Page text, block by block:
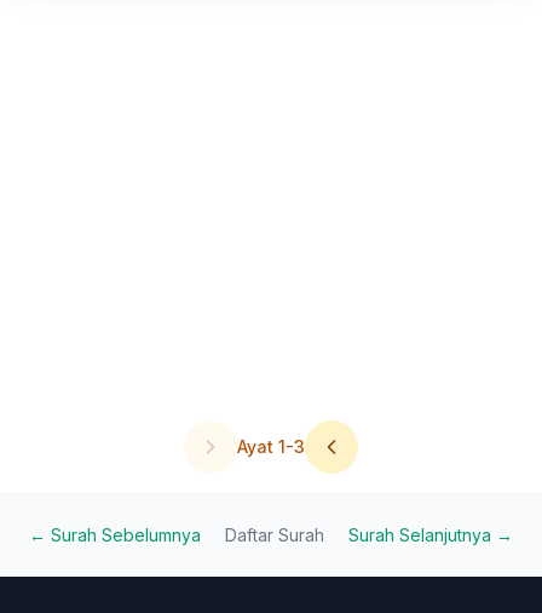
Ayat 1-3
← Surah Sebelumnya Daftar Surah Surah Selanjutnya →